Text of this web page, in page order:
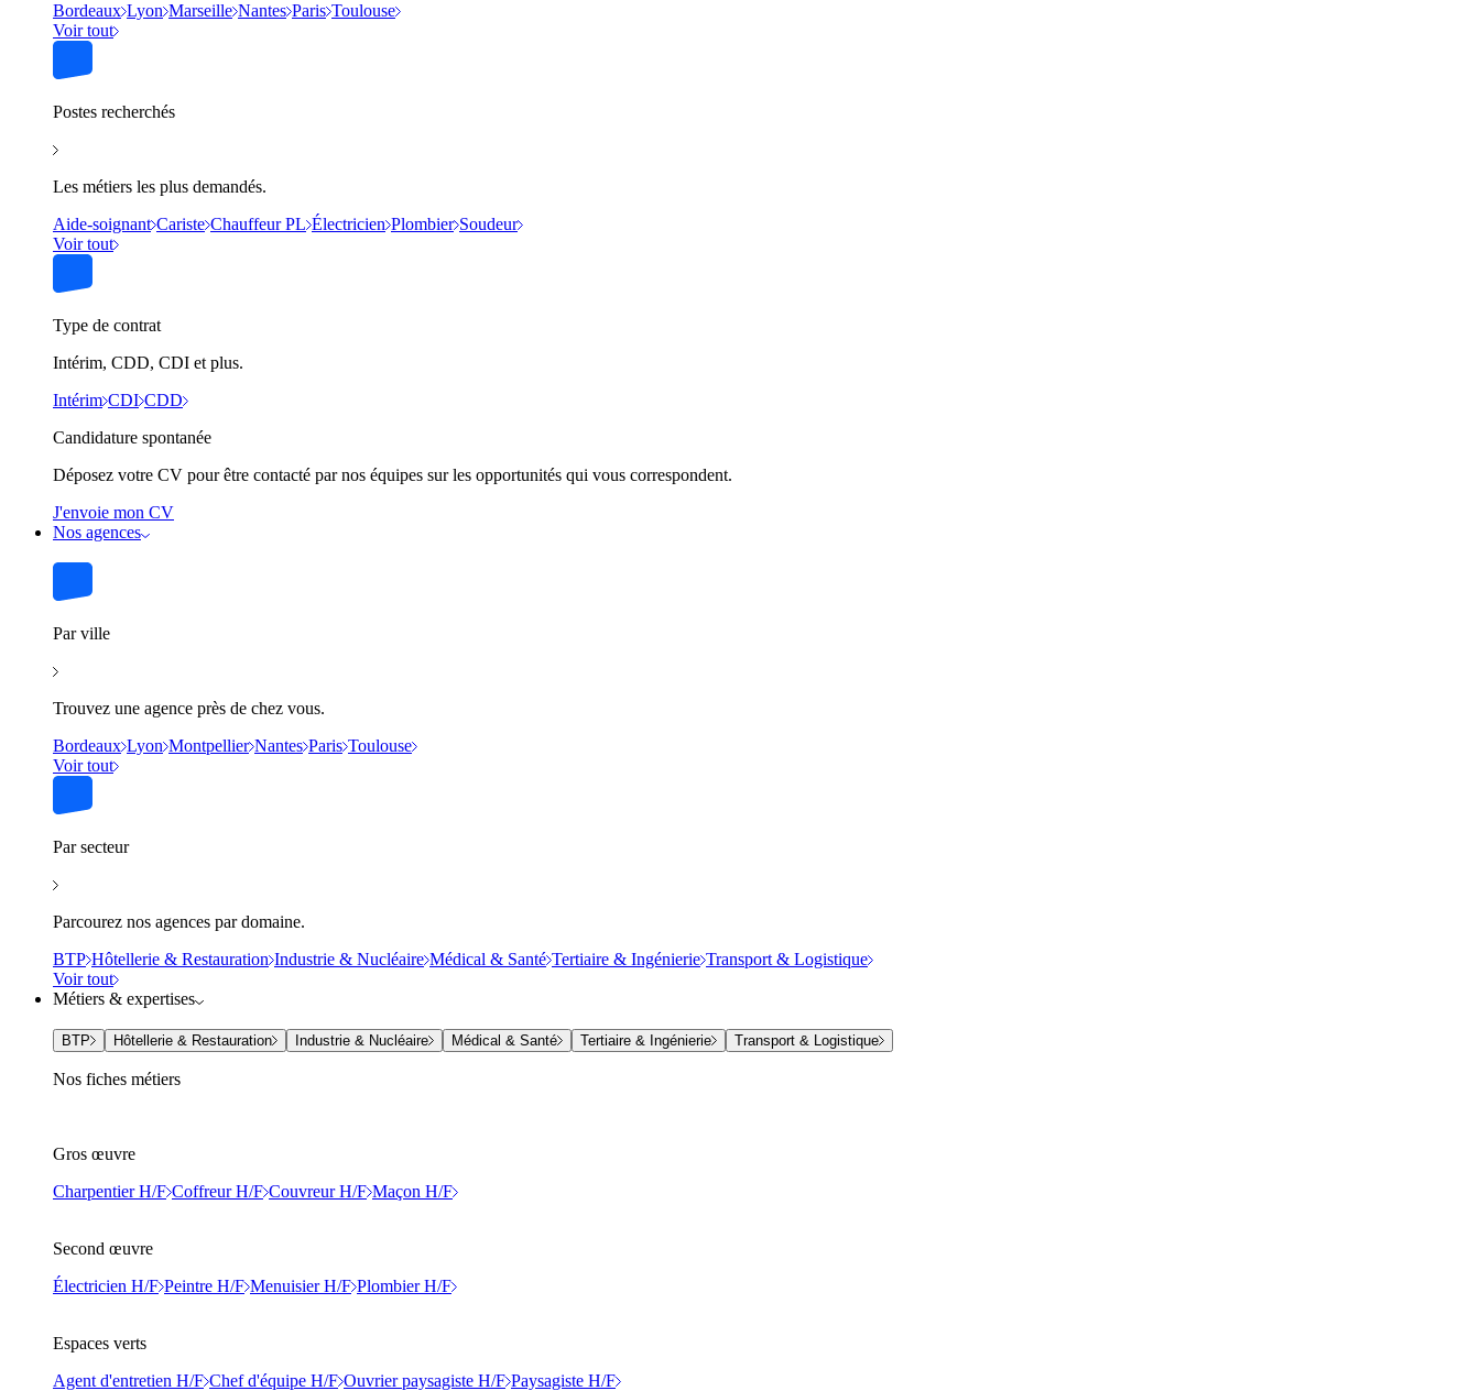
Bordeaux Lyon Marseille Nantes Paris Toulouse
Voir tout
Postes recherchés
Les métiers les plus demandés.
Aide-soignant Cariste Chauffeur PL Électricien Plombier Soudeur
Voir tout
Type de contrat
Intérim, CDD, CDI et plus.
Intérim CDI CDD
Candidature spontanée
Déposez votre CV pour être contacté par nos équipes sur les opportunités qui vous correspondent.
J'envoie mon CV
Nos agences
Par ville
Trouvez une agence près de chez vous.
Bordeaux Lyon Montpellier Nantes Paris Toulouse
Voir tout
Par secteur
Parcourez nos agences par domaine.
BTP Hôtellerie & Restauration Industrie & Nucléaire Médical & Santé Tertiaire & Ingénierie Transport & Logistique
Voir tout
Métiers & expertises
BTP Hôtellerie & Restauration Industrie & Nucléaire Médical & Santé Tertiaire & Ingénierie Transport & Logistique
Nos fiches métiers
Gros œuvre
Charpentier H/F Coffreur H/F Couvreur H/F Maçon H/F
Second œuvre
Électricien H/F Peintre H/F Menuisier H/F Plombier H/F
Espaces verts
Agent d'entretien H/F Chef d'équipe H/F Ouvrier paysagiste H/F Paysagiste H/F